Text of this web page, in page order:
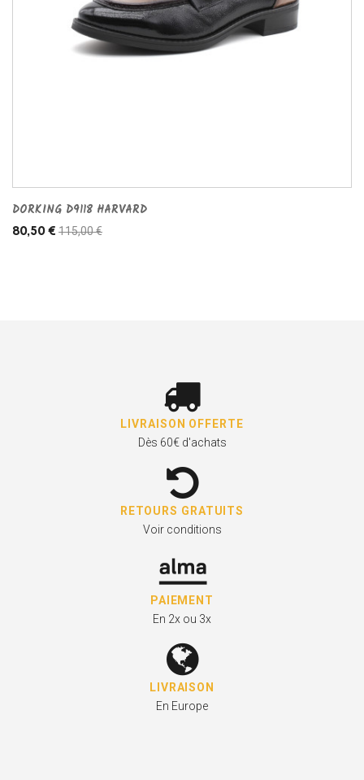
DORKING D9118 HARVARD
80,50 € 115,00 €
LIVRAISON OFFERTE
Dès 60€ d'achats
RETOURS GRATUITS
Voir conditions
PAIEMENT
En 2x ou 3x
LIVRAISON
En Europe